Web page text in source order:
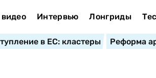
Интервью Лонгриды
в ЕС: кластеры Реформа